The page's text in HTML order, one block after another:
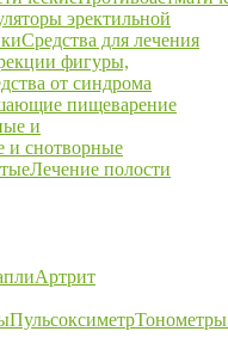
эректильной
Средства для лечения
фигуры,
от синдрома
пищеварение
и
и снотворные
Лечение полости
Артрит
ПульсоксиметрТонометры